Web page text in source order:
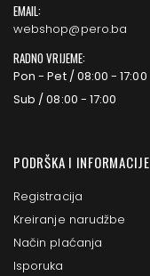
EMAIL:
webshop@pero.ba
RADNO VRIJEME:
Pon - Pet / 08:00 - 17:00
Sub / 08:00 - 17:00
PODRŠKA I INFORMACIJE
Registracija
Kreiranje narudžbe
Način plaćanja
Isporuka